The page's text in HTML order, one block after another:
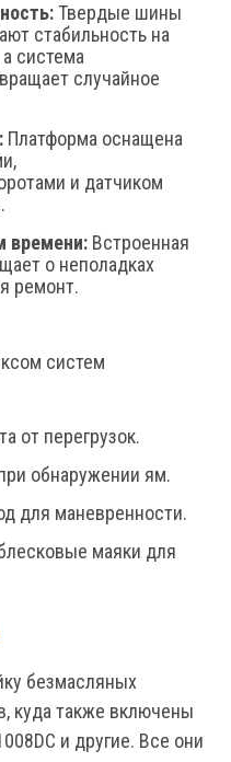
Твердые шины
стабильность на
система
случайное
Платформа оснащена
и датчиком
времени: Встроенная
о неполадках
ремонт.
систем
от перегрузок.
обнаружении ям.
для маневренности.
маяки для
безмасляных
куда также включены
и другие. Все они